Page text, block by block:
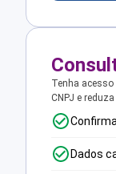
Tenha
CNPJ e
Dados